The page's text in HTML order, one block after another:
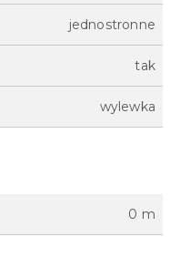
jednostronne
tak
wylewka
0 m